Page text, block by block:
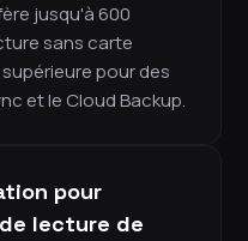
jusqu'à 600
sans carte
pour des
et le Cloud Backup.
pour
lecture de